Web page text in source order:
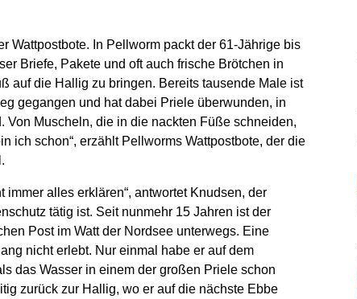
Wattpostbote. In Pellworm packt der 61-Jährige bis
Briefe, Pakete und oft auch frische Brötchen in
auf die Hallig zu bringen. Bereits tausende Male ist
gegangen und hat dabei Priele überwunden, in
Von Muscheln, die in die nackten Füße schneiden,
ich schon“, erzählt Pellworms Wattpostbote, der die
immer alles erklären“, antwortet Knudsen, der
tätig ist. Seit nunmehr 15 Jahren ist der
Post im Watt der Nordsee unterwegs. Eine
nicht erlebt. Nur einmal habe er auf dem
das Wasser in einem der großen Priele schon
zurück zur Hallig, wo er auf die nächste Ebbe